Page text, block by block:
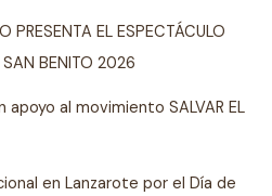
PRESENTA EL ESPECTÁCULO
SAN BENITO 2026
apoyo al movimiento SALVAR EL
en Lanzarote por el Día de